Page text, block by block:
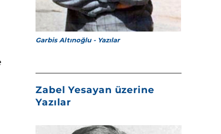
Garbis Altınoğlu - Yazılar
Zabel Yesayan üzerine
Yazılar